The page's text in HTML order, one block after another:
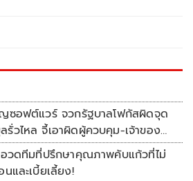
ญซอฟต์แวร์ จวกรัฐบาลโฟกัสผิดจุด
วไหล จี้เอาผิดผู้ควบคุม-เจ้าของ
ฎหมาย PDPA
วดทีมที่ปรึกษาคุณภาพคับแก้วที่ไม่
นและเบี้ยเลี้ยง!